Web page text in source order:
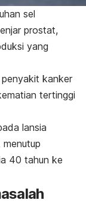
sel
prostat,
yang
penyakit kanker
tertinggi
lansia
40 tahun ke